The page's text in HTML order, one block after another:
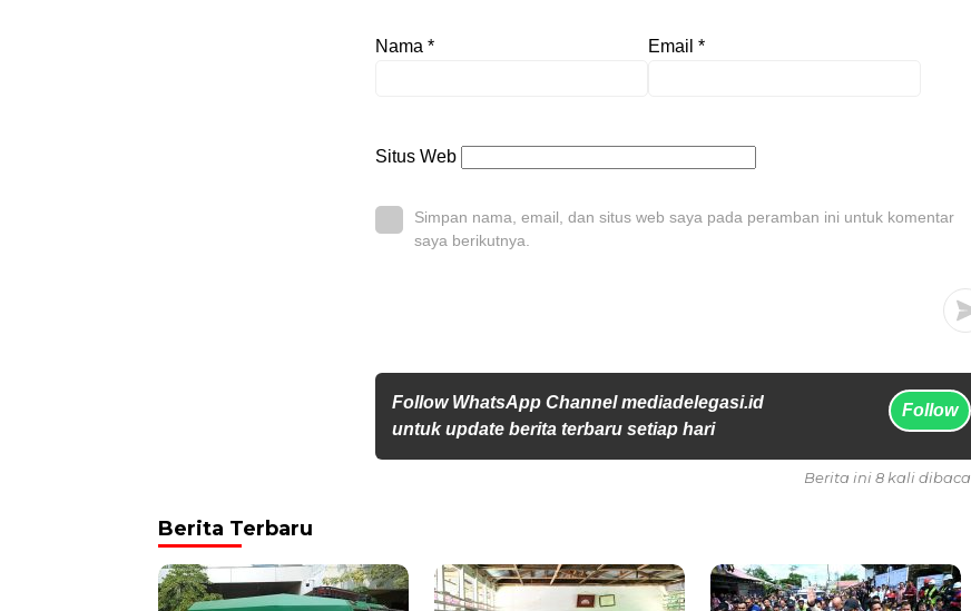
Nama * Email *
Situs Web
Simpan nama, email, dan situs web saya pada peramban ini untuk komentar
saya berikutnya.
Follow WhatsApp Channel mediadelegasi.id
untuk update berita terbaru setiap hari
Follow
Berita ini 8 kali dibaca
Berita Terbaru